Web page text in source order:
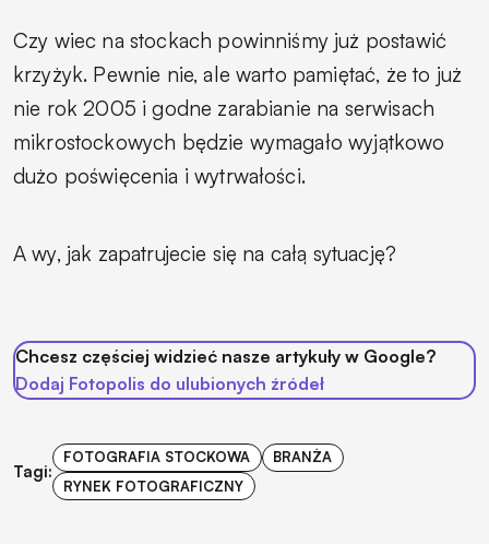
Czy wiec na stockach powinniśmy już postawić
krzyżyk. Pewnie nie, ale warto pamiętać, że to już
nie rok 2005 i godne zarabianie na serwisach
mikrostockowych będzie wymagało wyjątkowo
dużo poświęcenia i wytrwałości.
A wy, jak zapatrujecie się na całą sytuację?
Chcesz częściej widzieć nasze artykuły w Google?
Dodaj Fotopolis do ulubionych źródeł
Tagi:
FOTOGRAFIA STOCKOWA
BRANŻA
RYNEK FOTOGRAFICZNY